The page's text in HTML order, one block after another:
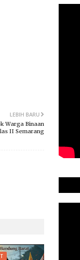
LEBIH BARU
Warga Binaan
II Semarang